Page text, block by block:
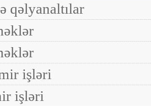
qəlyanaltılar
işləri
işləri